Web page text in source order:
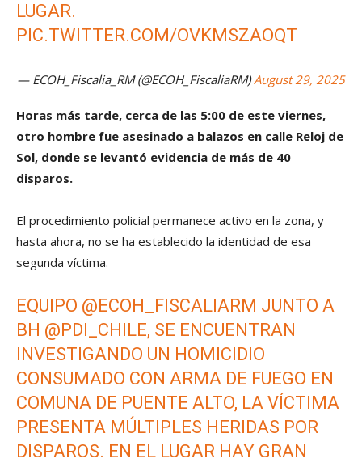
LUGAR.
PIC.TWITTER.COM/OVKMSZAOQT
— ECOH_Fiscalia_RM (@ECOH_FiscaliaRM)August 29, 2025
Horas más tarde, cerca de las 5:00 de este viernes,
otro hombre fue asesinado a balazos en calle Reloj de
Sol, donde se levantó evidencia de más de 40
disparos.
El procedimiento policial permanece activo en la zona, y
hasta ahora, no se ha establecido la identidad de esa
segunda víctima.
EQUIPO @ECOH_FISCALIARM JUNTO A
BH @PDI_CHILE, SE ENCUENTRAN
INVESTIGANDO UN HOMICIDIO
CONSUMADO CON ARMA DE FUEGO EN
COMUNA DE PUENTE ALTO, LA VÍCTIMA
PRESENTA MÚLTIPLES HERIDAS POR
DISPAROS. EN EL LUGAR HAY GRAN